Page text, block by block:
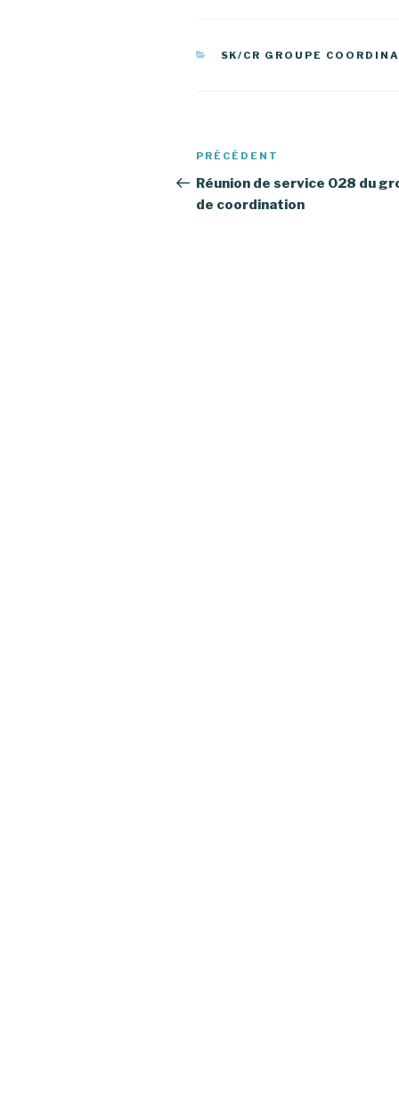
CATÉGORIES
SK/CR GROUPE
Navigation
de
l’article
Article
précédent
PRÉCÉDENT
Réunion de service 028 du
de coordination